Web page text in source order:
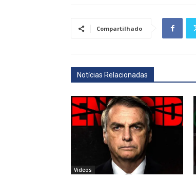
Compartilhado
Notícias Relacionadas
Vídeos